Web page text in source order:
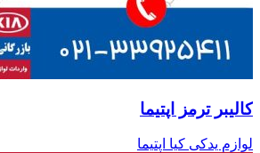
کالیبر ترمز اپتیما
لوازم یدکی کیا اپتیما